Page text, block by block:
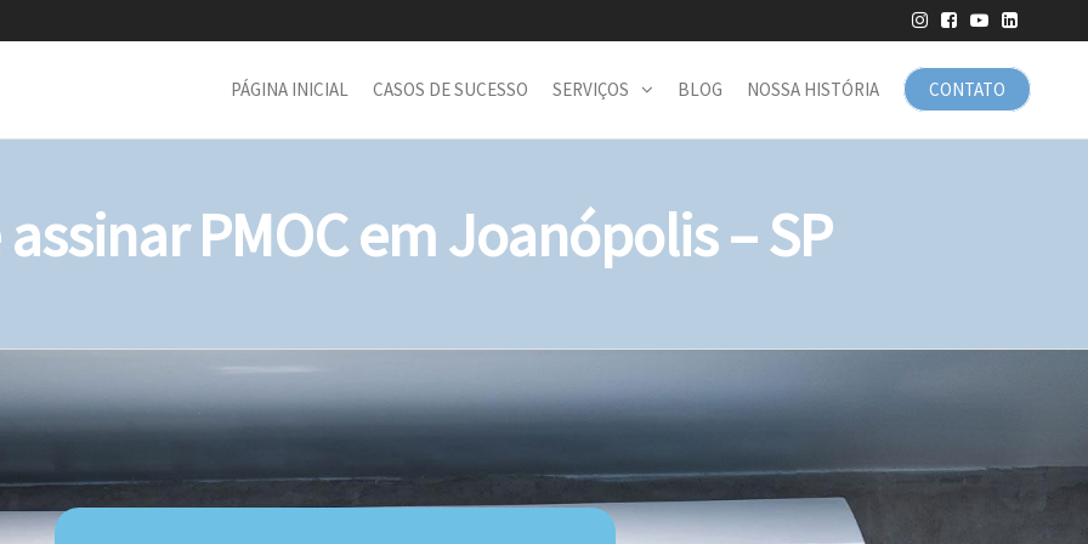
CONTATO
PÁGINA INICIAL CASOS DE SUCESSO SERVIÇOS BLOG NOSSA HISTÓRIA
PMOC em Joanópolis – SP